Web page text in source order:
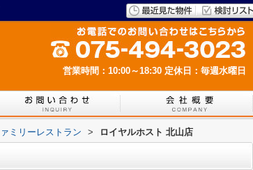
営業時間：10:00～18:30 定休日：毎週水曜日
ミリーレストラン > ロイヤルホスト 北山店